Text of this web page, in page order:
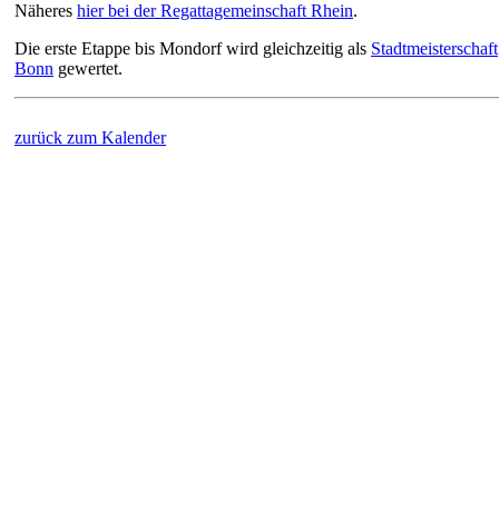
Näheres hier bei der Regattagemeinschaft Rhein.
Die erste Etappe bis Mondorf wird gleichzeitig als Stadtmeisterschaft
Bonn gewertet.
zurück zum Kalender